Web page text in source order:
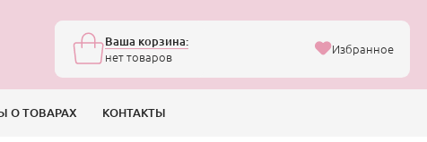
Ваша корзина:
нет товаров
Избранное
О ТОВАРАХ КОНТАКТЫ